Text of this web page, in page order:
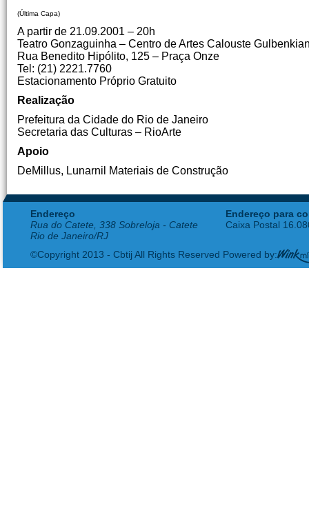
(Última Capa)
A partir de 21.09.2001 – 20h
Teatro Gonzaguinha – Centro de Artes Calouste
Rua Benedito Hipólito, 125 – Praça Onze
Tel: (21) 2221.7760
Estacionamento Próprio Gratuito
Realização
Prefeitura da Cidade do Rio de Janeiro
Secretaria das Culturas – RioArte
Apoio
DeMillus, Lunarnil Materiais de Construção
Endereço
Rua do Catete, 338 Sobreloja - Catete
Rio de Janeiro/RJ
Endereço para
Caixa Postal
©Copyright 2013 - Cbtij All Rights Reserved Powered by: